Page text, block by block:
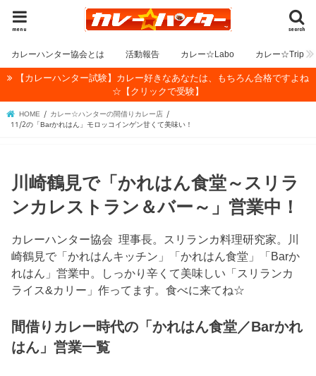
search
menu
カレーハンター協会とは 活動報告 カレー☆Labo カレー☆Trip
【カレーハンター試験】カレー好きなあなたは、もちろん合格ですよね
☆【クリックで受験】
HOME
カレー☆ハンターの間借りカレー店
11/2の「Barかれはん」モロッコインゲン甘くて美味い！
川崎鶴見で「かれはん食堂～スリラ
ンカレストラン＆バー～」営業中！
カレーハンター協会 理事長。スリランカ料理研究家。川
崎鶴見で「かれはんキッチン」「かれはん食堂」「Barか
れはん」営業中。しっかり辛くて美味しい「スリランカ
ライス&カリー」作ってます。食べに来てね☆
間借りカレー時代の「かれはん食堂／Barかれ
はん」営業一覧